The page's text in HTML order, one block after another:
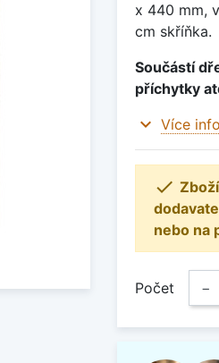
x 440 mm,
cm skříňka.
Součástí
příchytky
expand_more Více

nebo na
Počet −